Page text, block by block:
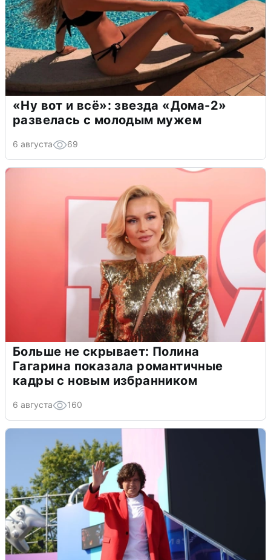
«Ну вот и всё»: звезда «Дома-2»
развелась с молодым мужем
6 августа 69
Больше не скрывает: Полина
Гагарина показала романтичные
кадры с новым избранником
6 августа 160